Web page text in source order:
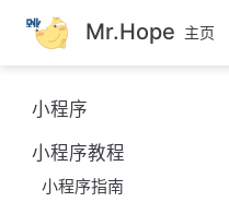
跳
至
主
要
內
容
Mr.Hope 主页
小程序
小程序教程
小程序指南